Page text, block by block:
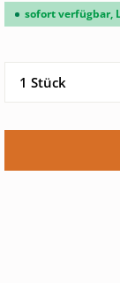
sofort verfügbar,
Produkt